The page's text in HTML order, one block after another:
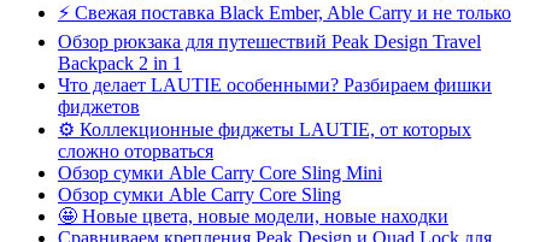
⚡ Свежая поставка Black Ember, Able Carry и не только
Обзор рюкзака для путешествий Peak Design Travel
Backpack 2 in 1
Что делает LAUTIE особенными? Разбираем фишки
фиджетов
⚙️ Коллекционные фиджеты LAUTIE, от которых
сложно оторваться
Обзор сумки Able Carry Core Sling Mini
Обзор сумки Able Carry Core Sling
🤩 Новые цвета, новые модели, новые находки